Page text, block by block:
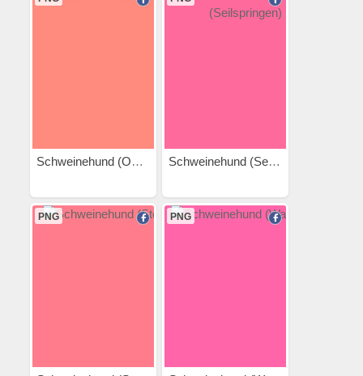
Schweinehund (Oma) Schweinehund (Seilspringen)
PNG PNG